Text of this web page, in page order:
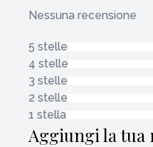
Nessuna recensione
5 stelle
4 stelle
3 stelle
2 stelle
1 stella
Aggiungi la tua